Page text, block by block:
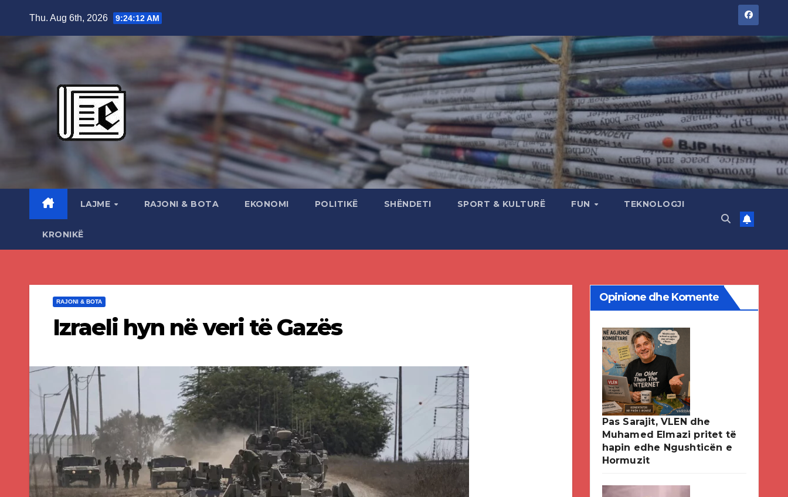
Thu. Aug 6th, 2026 9:24:13 AM
LAJME RAJONI & BOTA EKONOMI POLITIKË SHËNDETI SPORT & KULTURË FUN TEKNOLOGJI
KRONIKË
RAJONI & BOTA
Izraeli hyn në veri të Gazës
Opinione dhe Komente
Pas Sarajit, VLEN dhe
Muhamed Elmazi pritet të
hapin edhe Ngushticën e
Hormuzit